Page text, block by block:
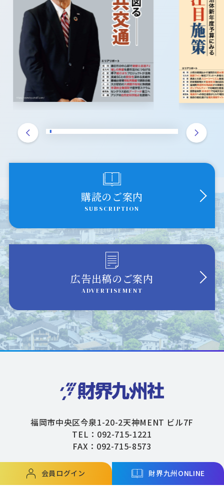
購読のご案内
SUBSCRIPTION
広告出稿のご案内
ADVERTISEMENT
会員ログイン 財界九州ONLINE
福岡市中央区今泉1-20-2天神MENT ビル7F
TEL：092-715-1221
FAX：092-715-8573
Copyright © ZAIKAIKYUSHU Co,.Ltd. All Rights Reserved.